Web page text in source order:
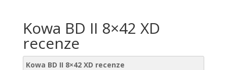
Kowa BD II 8×42 XD
recenze
Kowa BD II 8×42 XD recenze